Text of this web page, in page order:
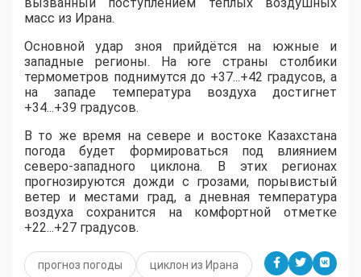
масс из Ирана.
​Основной удар зноя прийдётся на южные и
западные регионы. На юге страны столбики
термометров поднимутся до +37...+42 градусов, а
на западе температура воздуха достигнет
+34...+39 градусов.
​В то же время на севере и востоке Казахстана
погода будет формироваться под влиянием
северо-западного циклона. В этих регионах
прогнозируются дожди с грозами, порывистый
ветер и местами град, а дневная температура
воздуха сохранится на комфортной отметке
+22...+27 градусов.
прогноз погоды циклон из Ирана